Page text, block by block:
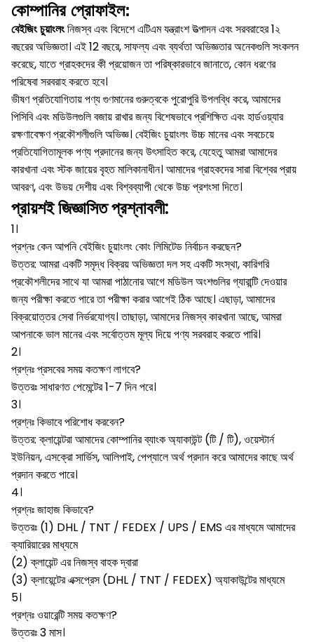
কোম্পানির প্রোফাইল:
বেইজিং চুয়াংলংনিজস্ব এবং বিদেশে এটিএম যন্ত্রাংশ উত্পাদন এবং সরবরাহের 1২
বছরের অভিজ্ঞতা। এই 12 বছরে, সাফল্য এবং ব্যর্থতা অভিজ্ঞতার অনেকগুলি সংকলন
করেছে, যাতে গ্রাহকদের কী প্রয়োজন তা পরিষ্কারভাবে জানাতে, কোন ধরণের
পরিষেবা সরবরাহ করতে হবে।
ভীষণ প্রতিযোগিতায় পণ্য গুণমানের গুরুত্বকে পুরোপুরি উপলব্ধি করে, আমাদের
পিসিবি এবং মডিউলগুলি বজায় রাখার জন্য বিশেষভাবে প্রশিক্ষিত এবং হার্ডওয়্যার
রক্ষণাবেক্ষণ প্রকৌশলীগুলি অভিজ্ঞ। বেইজিং চুয়াংলং উচ্চ মানের এবং সবচেয়ে
প্রতিযোগিতামূলক পণ্য প্রদানের জন্য উৎসাহিত করে, যেহেতু আমরা আমাদের
কারখানা এবং স্টক জায়ের বৃহত মালিকানাধীন। আমাদের গ্রাহকদের সারা বিশ্বের প্রায়
আবরণ, এবং উভয় দেশীয় এবং বিশ্বব্যাপী থেকে উচ্চ প্রশংসা দিতে।
প্রায়শই জিজ্ঞাসিত প্রশ্নাবলী:
1।
প্রশ্নঃ কেন আপনি বেইজিং চুয়াংলং কোং লিমিটেড নির্বাচন করছেন?
উত্তর: আমরা একটি সমৃদ্ধ বিক্রয় অভিজ্ঞতা দল সহ একটি সংস্থা, কারিগরি
প্রকৌশলীদের সাথে যা আমরা পাঠানোর আগে মডিউল অংশগুলির গ্যারান্টি দেওয়ার
জন্য পরীক্ষা করতে পারে তা পরীক্ষা করার আগেই ঠিক আছে। এছাড়া, আমাদের
বিক্রয়োত্তর সেবা নির্ভরযোগ্য। তাছাড়া, আমাদের নিজস্ব কারখানা আছে, আমরা
আপনাকে ভাল মানের এবং সর্বোত্তম মূল্য দিয়ে পণ্য সরবরাহ করতে পারি।
2।
প্রশ্নঃ প্রসবের সময় কতক্ষণ লাগবে?
উত্তরঃ সাধারণত পেমেন্টের 1-7 দিন পরে।
3।
প্রশ্নঃ কিভাবে পরিশোধ করবেন?
উত্তর: ক্লায়েন্টরা আমাদের কোম্পানির ব্যাংক অ্যাকাউন্ট (টি / টি), ওয়েস্টার্ন
ইউনিয়ন, এসক্রো সার্ভিস, আলিপাই, পেপ্যালে অর্থ প্রদান করে আমাদের কাছে অর্থ
প্রদান করতে পারে।
4।
প্রশ্নঃ জাহাজ কিভাবে?
উত্তরঃ (1) DHL / TNT / FEDEX / UPS / EMS এর মাধ্যমে আমাদের
ক্যারিয়ারের মাধ্যমে
(2) ক্লায়েন্ট এর নিজস্ব বাহক দ্বারা
(3) ক্লায়েন্টের এক্সপ্রেস (DHL / TNT / FEDEX) অ্যাকাউন্টের মাধ্যমে
5।
প্রশ্নঃ ওয়ারেন্টি সময় কতক্ষণ?
উত্তরঃ 3 মাস।